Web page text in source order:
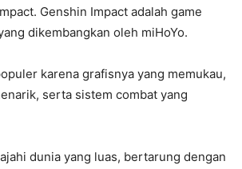
Genshin Impact adalah game
dikembangkan oleh miHoYo.
karena grafisnya yang memukau,
serta sistem combat yang
dunia yang luas, bertarung dengan